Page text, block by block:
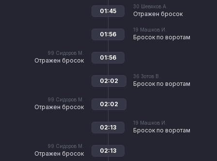
30 Шевяков А.
Отражен бросок
01:45
19 Машков И.
Бросок по воротам
01:56
99 Сидоров М.
Отражен бросок 01:56
36 Зотов В.
Бросок по воротам
02:02
99 Сидоров М.
Отражен бросок 02:02
19 Машков И.
Бросок по воротам
02:13
99 Сидоров М.
Отражен бросок 02:13